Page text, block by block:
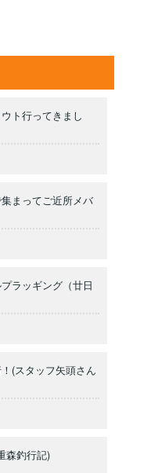
ト行ってきまし
まってご近所メバ
ラッギング（廿日
(スタッフ矢頭さん
森釣行記)